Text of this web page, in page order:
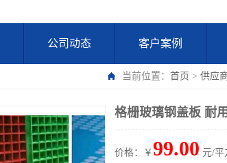
公司动态 客户案例
当前位置： 首页 > 供应
格栅玻璃钢盖板 耐
价格：￥ 99.00 元/平